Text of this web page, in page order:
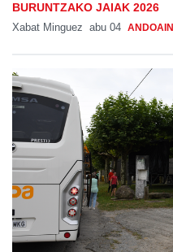
BURUNTZAKO JAIAK 2026
Xabat Minguez abu 04 ANDOAIN